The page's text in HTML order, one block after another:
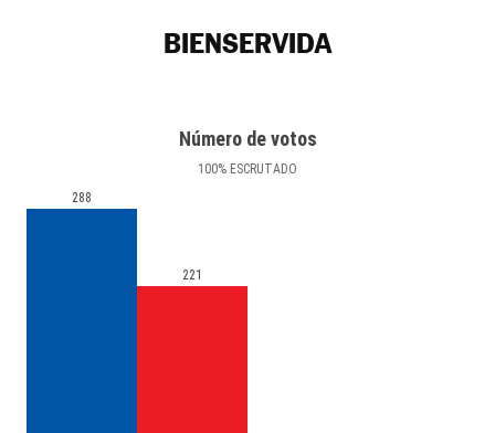
BIENSERVIDA
Número de votos
100% ESCRUTADO
288
221